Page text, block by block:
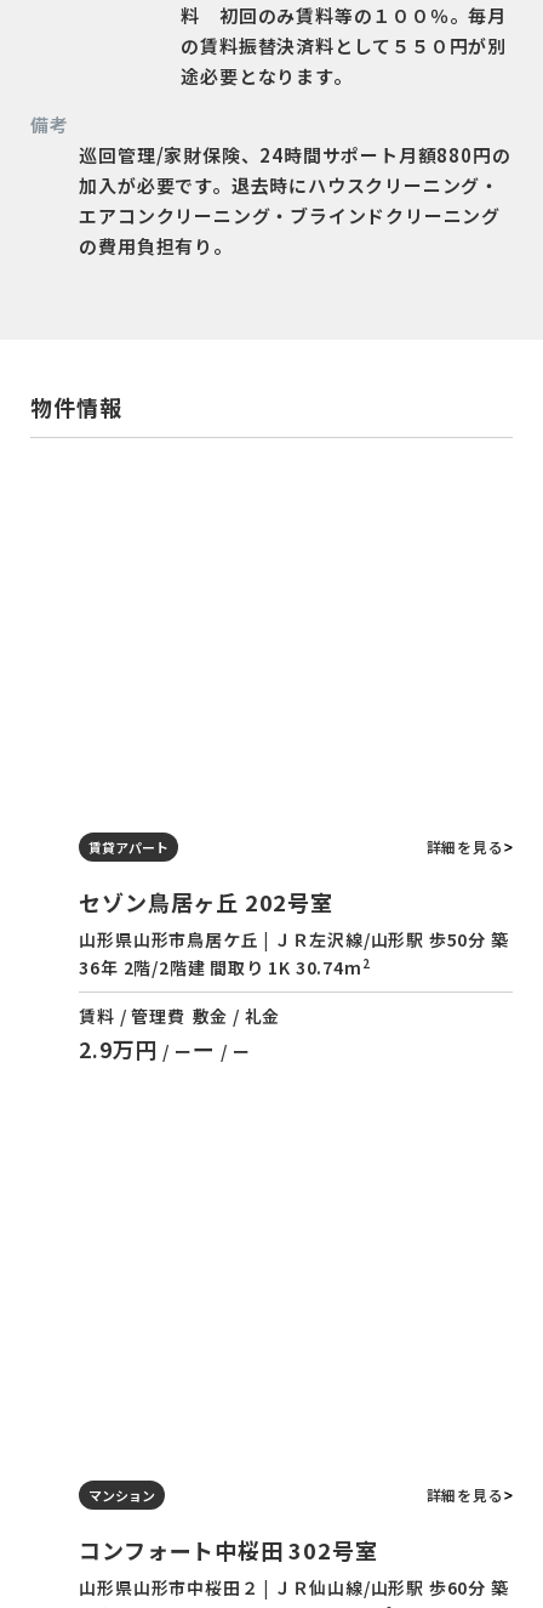
料 初回のみ賃料等の１００％。毎月
の賃料振替決済料として５５０円が別
途必要となります。
備考
巡回管理/家財保険、24時間サポート月額880円の
加入が必要です。退去時にハウスクリーニング・
エアコンクリーニング・ブラインドクリーニング
の費用負担有り。
物件情報
賃貸アパート 詳細を見る
セゾン鳥居ヶ丘 202号室
山形県山形市鳥居ケ丘 | ＪＲ左沢線/山形駅 歩50分 築
36年 2階/2階建 間取り 1K 30.74m 2
賃料 / 管理費
2.9万円 / ー
敷金 / 礼金
ー / ー
マンション 詳細を見る
コンフォート中桜田 302号室
山形県山形市中桜田２ | ＪＲ仙山線/山形駅 歩60分 築